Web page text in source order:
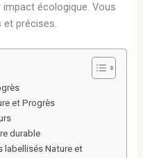
écologique. Vous
et précises.
et Progrès
durable
labellisés Nature et